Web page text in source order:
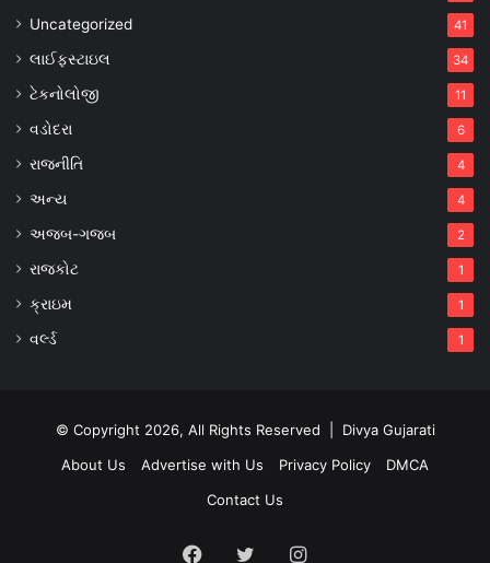
Uncategorized 41
લાઈફસ્ટાઇલ 34
ટેકનોલોજી 11
વડોદરા 6
રાજનીતિ 4
અન્ય 4
અજબ-ગજબ 2
રાજકોટ 1
ક્રાઇમ 1
વર્લ્ડ 1
© Copyright 2026, All Rights Reserved | Divya Gujarati
About Us
Advertise with Us Privacy Policy
DMCA
Contact Us
Facebook
TwitterInstagram